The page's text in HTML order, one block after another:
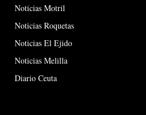
Noticias Motril
Noticias Roquetas
Noticias El Ejido
Noticias Melilla
Diario Ceuta